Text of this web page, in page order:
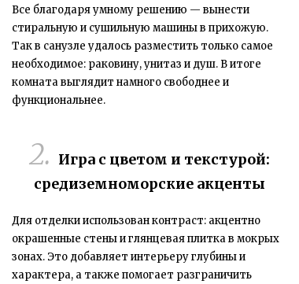
Все благодаряумному решению — вынести
стиральную и сушильную машины в прихожую.
Так в санузле удалось разместить только самое
необходимое: раковину, унитаз и душ. В итоге
комната выглядит намного свободнее и
функциональнее.
Игра с цветом и текстурой:
средиземноморские акценты
Для отделки использованконтраст: акцентно
окрашенные стены и глянцевая плитка в мокрых
зонах. Это добавляет интерьеру глубины и
характера, а также помогает разграничить